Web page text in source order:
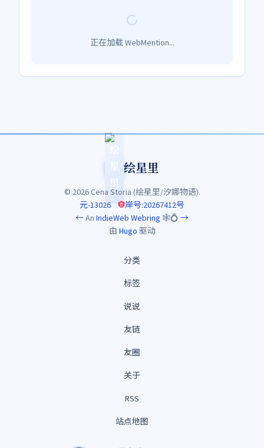
正在加载 WebMention...
绘星里
© 2026 Cena Storia (绘星里/汐娜物语).
元-13026
岸号:20267412号
←An IndieWeb Webring 🕸💍 →
由 Hugo 驱动
分类
标签
说说
友链
友圈
关于
RSS
站点地图